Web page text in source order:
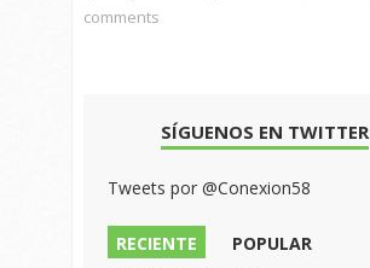
comments
SÍGUENOS EN TWITTER
Tweets por @Conexion58
RECIENTE
POPULAR